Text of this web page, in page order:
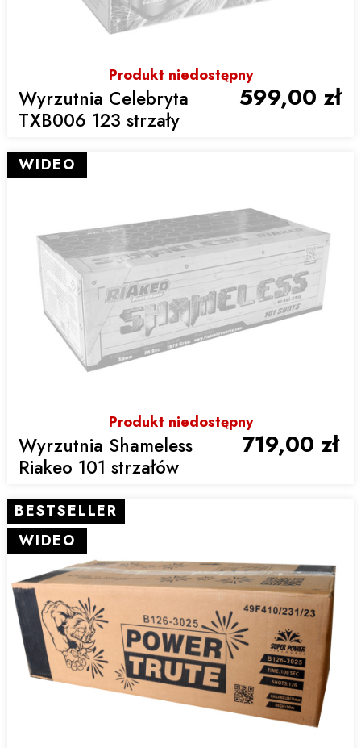
Produkt niedostępny
Wyrzutnia Celebryta
TXB006 123 strzały
599,00 zł
Produkt niedostępny
Wyrzutnia Shameless
Riakeo 101 strzałów
719,00 zł
WIDEO
BESTSELLER
WIDEO